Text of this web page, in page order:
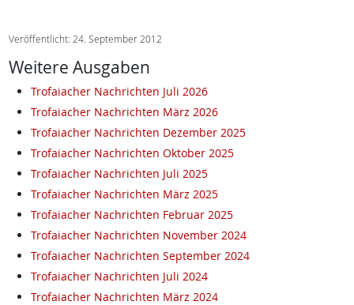
Veröffentlicht: 24. September 2012
Weitere Ausgaben
Trofaiacher Nachrichten Juli 2026
Trofaiacher Nachrichten März 2026
Trofaiacher Nachrichten Dezember 2025
Trofaiacher Nachrichten Oktober 2025
Trofaiacher Nachrichten Juli 2025
Trofaiacher Nachrichten März 2025
Trofaiacher Nachrichten Februar 2025
Trofaiacher Nachrichten November 2024
Trofaiacher Nachrichten September 2024
Trofaiacher Nachrichten Juli 2024
Trofaiacher Nachrichten März 2024